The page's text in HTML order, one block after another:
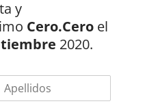
y
Cero.Cero el
2020.